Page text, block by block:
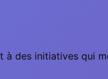
des initiatives qui